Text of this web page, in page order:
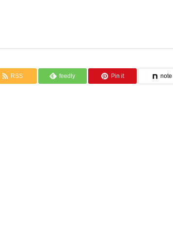
RSS feedly Pin it note